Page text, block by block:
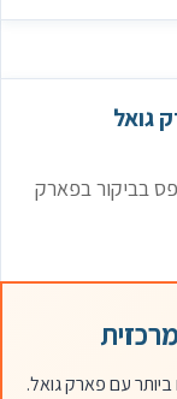
גואל
בביקור בפארק
עם פארק גואל.